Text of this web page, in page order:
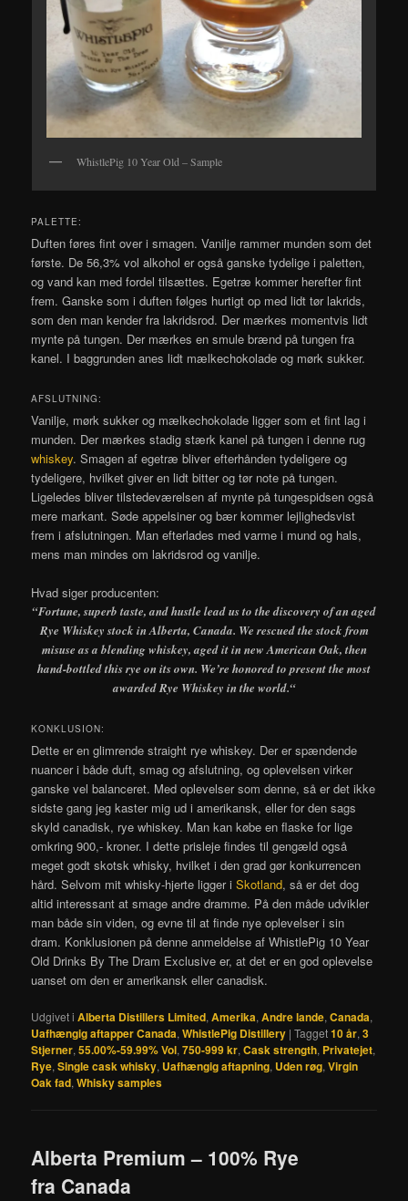
WhistlePig 10 Year Old – Sample
PALETTE:
Duften føres fint over i smagen. Vanilje rammer munden som det
første. De 56,3% vol alkohol er også ganske tydelige i paletten,
og vand kan med fordel tilsættes. Egetræ kommer herefter fint
frem. Ganske som i duften følges hurtigt op med lidt tør lakrids,
som den man kender fra lakridsrod. Der mærkes momentvis lidt
mynte på tungen. Der mærkes en smule brænd på tungen fra
kanel. I baggrunden anes lidt mælkechokolade og mørk sukker.
AFSLUTNING:
Vanilje, mørk sukker og mælkechokolade ligger som et fint lag i
munden. Der mærkes stadig stærk kanel på tungen i denne rug
whiskey. Smagen af egetræ bliver efterhånden tydeligere og
tydeligere, hvilket giver en lidt bitter og tør note på tungen.
Ligeledes bliver tilstedeværelsen af mynte på tungespidsen også
mere markant. Søde appelsiner og bær kommer lejlighedsvist
frem i afslutningen. Man efterlades med varme i mund og hals,
mens man mindes om lakridsrod og vanilje.
Hvad siger producenten:
“Fortune, superb taste, and hustle lead us to the discovery of an aged
Rye Whiskey stock in Alberta, Canada. We rescued the stock from
misuse as a blending whiskey, aged it in new American Oak, then
hand-bottled this rye on its own. We’re honored to present the most
awarded Rye Whiskey in the world.“
KONKLUSION:
Dette er en glimrende straight rye whiskey. Der er spændende
nuancer i både duft, smag og afslutning, og oplevelsen virker
ganske vel balanceret. Med oplevelser som denne, så er det ikke
sidste gang jeg kaster mig ud i amerikansk, eller for den sags
skyld canadisk, rye whiskey. Man kan købe en flaske for lige
omkring 900,- kroner. I dette prisleje findes til gengæld også
meget godt skotsk whisky, hvilket i den grad gør konkurrencen
hård. Selvom mit whisky-hjerte ligger iSkotland, så er det dog
altid interessant at smage andre dramme. På den måde udvikler
man både sin viden, og evne til at finde nye oplevelser i sin
dram. Konklusionen på denne anmeldelse af WhistlePig 10 Year
Old Drinks By The Dram Exclusive er, at det er en god oplevelse
uanset om den er amerikansk eller canadisk.
Udgivet i Alberta Distillers Limited,Amerika,Andre lande,Canada,
Uafhængig aftapper Canada,WhistlePig Distillery |Tagget10 år,3
Stjerner,55.00%-59.99% Vol,750-999 kr,Cask strength, Privatejet,
Rye,Single cask whisky, Uafhængig aftapning, Uden røg,Virgin
Oak fad,Whisky samples
Alberta Premium – 100% Rye
fra Canada